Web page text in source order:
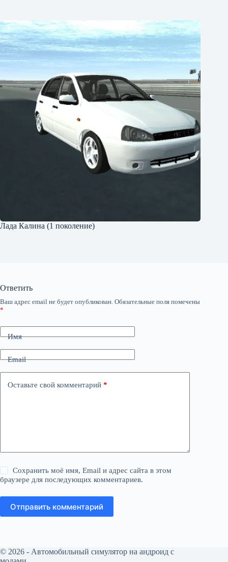
Лада Калина (1 поколение)
Ответить
Ваш адрес email не будет опубликован. Обязательные поля помечены
*
Имя
Email
Оставьте свой комментарий *
Сохранить моё имя, Email и адрес сайта в этом
браузере для последующих комментариев.
Отправить комментарий
© 2026 - Автомобильный симулятор на андроид с